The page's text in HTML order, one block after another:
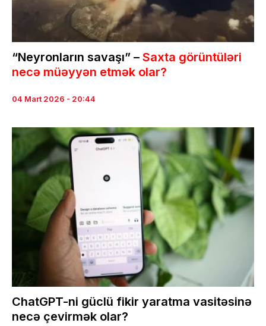
“Neyronların savaşı” – Saxta görüntüləri
necə müəyyən etmək olar?
04 Mart 2026 - 20:44
ChatGPT-ni güclü fikir yaratma vasitəsinə
necə çevirmək olar?